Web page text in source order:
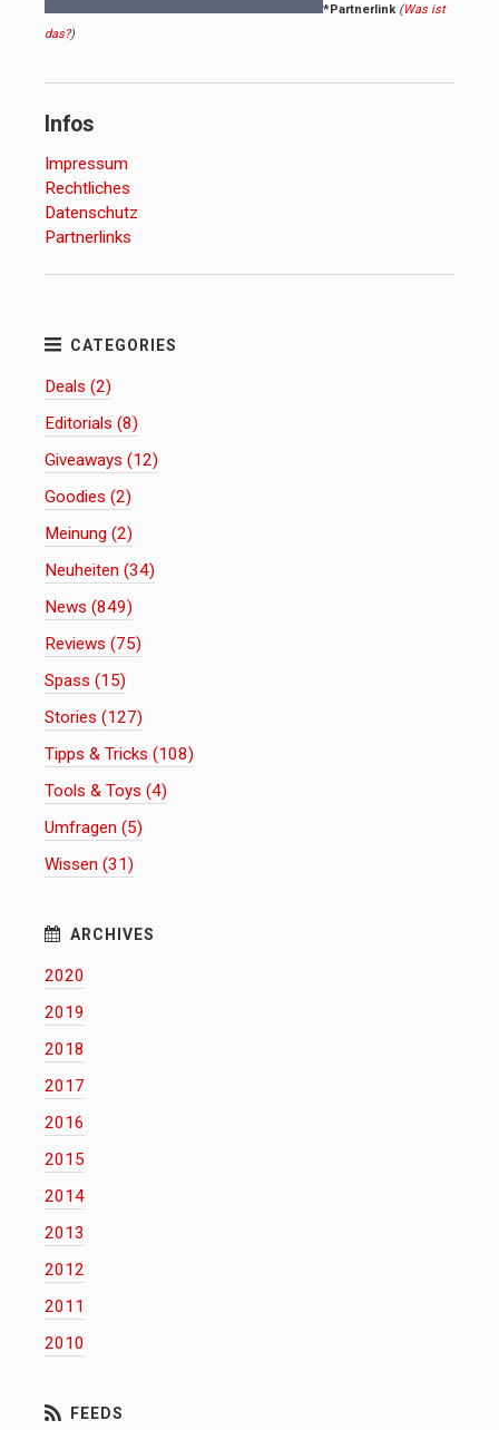
*Partnerlink (Was ist
das?)
Infos
Impressum
Rechtliches
Datenschutz
Partnerlinks
Deals (2)
Editorials (8)
Giveaways (12)
Goodies (2)
Meinung (2)
Neuheiten (34)
News (849)
Reviews (75)
Spass (15)
Stories (127)
Tipps & Tricks (108)
Tools & Toys (4)
Umfragen (5)
Wissen (31)
2020
2019
2018
2017
2016
2015
2014
2013
2012
2011
2010